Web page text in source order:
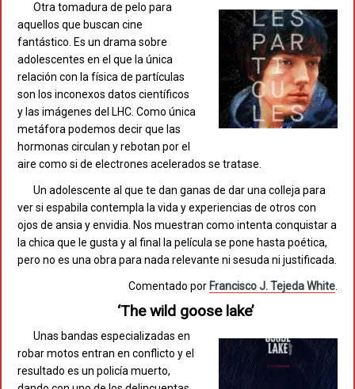
Otra tomadura de pelo para
aquellos que buscan cine
fantástico. Es un drama sobre
adolescentes en el que la única
relación con la física de partículas
son los inconexos datos científicos
y las imágenes del LHC. Como única
metáfora podemos decir que las
hormonas circulan y rebotan por el
aire como si de electrones acelerados se tratase.
Un adolescente al que te dan ganas de dar una colleja para
ver si espabila contempla la vida y experiencias de otros con
ojos de ansia y envidia. Nos muestran como intenta conquistar a
la chica que le gusta y al final la película se pone hasta poética,
pero no es una obra para nada relevante ni sesuda ni justificada.
Comentado por Francisco J. Tejeda White.
‘The wild goose lake’
Unas bandas especializadas en
robar motos entran en conflicto y el
resultado es un policía muerto,